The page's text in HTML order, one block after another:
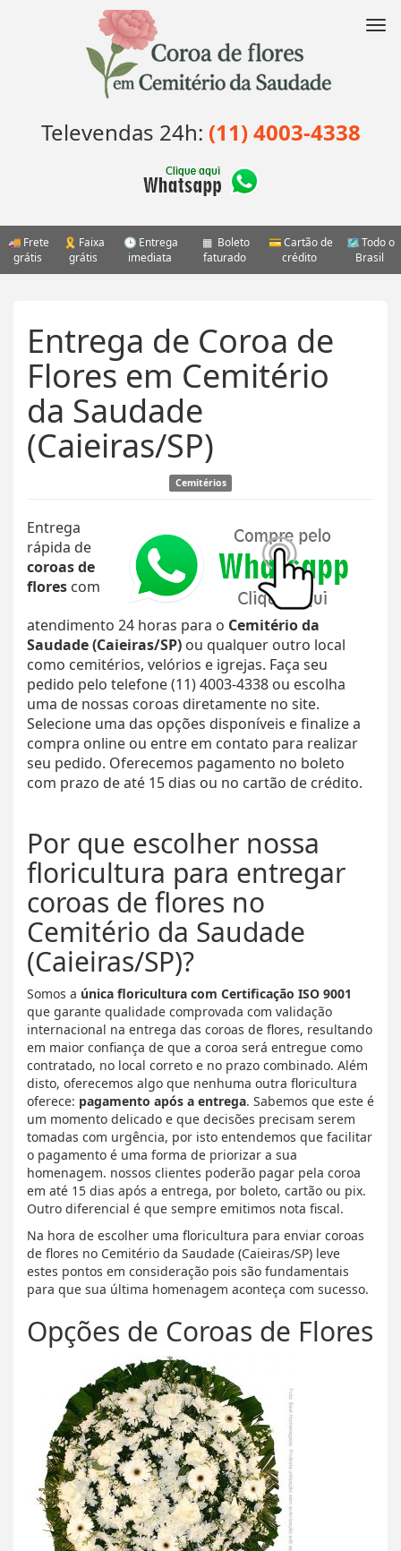
Televendas 24h: (11) 4003-4338
Frete
grátis
Faixa
grátis
Entrega
imediata
Boleto
faturado
Cartão de
crédito
Todo o
Brasil
Entrega de Coroa de
Flores em Cemitério
da Saudade
(Caieiras/SP)
Cemitérios
Entrega
rápida de
coroas de
flores com
atendimento 24 horas para o Cemitério da
Saudade (Caieiras/SP) ou qualquer outro local
como cemitérios, velórios e igrejas. Faça seu
pedido pelo telefone (11) 4003-4338 ou escolha
uma de nossas coroas diretamente no site.
Selecione uma das opções disponíveis e finalize a
compra online ou entre em contato para realizar
seu pedido. Oferecemos pagamento no boleto
com prazo de até 15 dias ou no cartão de crédito.
Por que escolher nossa
floricultura para entregar
coroas de flores no
Cemitério da Saudade
(Caieiras/SP)?
Somos a única floricultura com Certificação ISO 9001
que garante qualidade comprovada com validação
internacional na entrega das coroas de flores, resultando
em maior confiança de que a coroa será entregue como
contratado, no local correto e no prazo combinado. Além
disto, oferecemos algo que nenhuma outra floricultura
oferece: pagamento após a entrega. Sabemos que este é
um momento delicado e que decisões precisam serem
tomadas com urgência, por isto entendemos que facilitar
o pagamento é uma forma de priorizar a sua
homenagem. nossos clientes poderão pagar pela coroa
em até 15 dias após a entrega, por boleto, cartão ou pix.
Outro diferencial é que sempre emitimos nota fiscal.
Na hora de escolher uma floricultura para enviar coroas
de flores no Cemitério da Saudade (Caieiras/SP) leve
estes pontos em consideração pois são fundamentais
para que sua última homenagem aconteça com sucesso.
Opções de Coroas de Flores